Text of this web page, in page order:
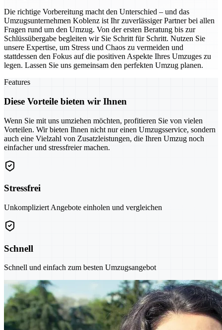
Die richtige Vorbereitung macht den Unterschied – und das
Umzugsunternehmen Koblenz ist Ihr zuverlässiger Partner bei allen
Fragen rund um den Umzug. Von der ersten Beratung bis zur
Schlüssübergabe begleiten wir Sie Schritt für Schritt. Nutzen Sie
unsere Expertise, um Stress und Chaos zu vermeiden und
stattdessen den Fokus auf die positiven Aspekte Ihres Umzuges zu
legen. Lassen Sie uns gemeinsam den perfekten Umzug planen.
Features
Diese Vorteile bieten wir Ihnen
Wenn Sie mit uns umziehen möchten, profitieren Sie von vielen
Vorteilen. Wir bieten Ihnen nicht nur einen Umzugsservice, sondern
auch eine Vielzahl von Zusatzleistungen, die Ihren Umzug noch
einfacher und stressfreier machen.
Stressfrei
Unkompliziert Angebote einholen und vergleichen
Schnell
Schnell und einfach zum besten Umzugsangebot